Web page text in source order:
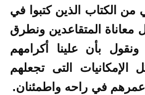
من الكتاب الذين كتبوا في
معاناة المتقاعدين ونطرق
بأن علينا أكرامهم
الإمكانيات التى تجعلهم
في راحه واطمئنان.